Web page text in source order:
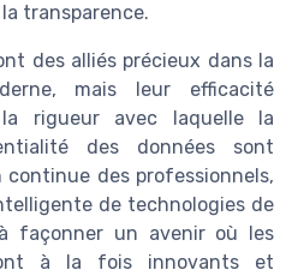
transparence.
des alliés précieux dans la
mais leur efficacité
rigueur avec laquelle la
des données sont
des professionnels,
de technologies de
façonner un avenir où les
à la fois innovants et